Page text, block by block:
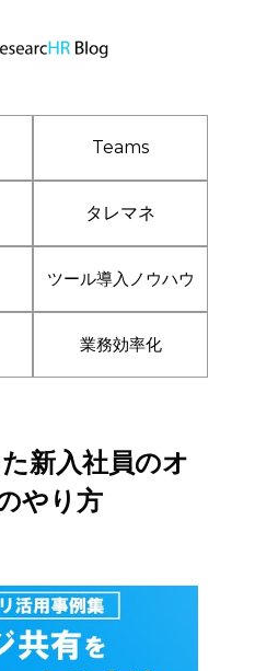
Teams
タレマネ
ツール導入ノウハウ
業務効率化
新入社員のオ
やり方